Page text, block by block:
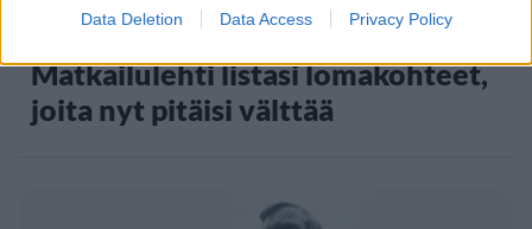
Data Deletion Data Access Privacy Policy
Matkailulehti listasi lomakohteet,
joita nyt pitäisi välttää